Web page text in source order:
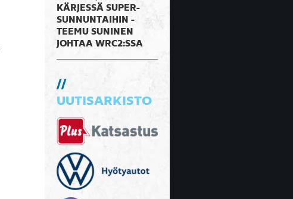
KÄRJESSÄ SUPER-
SUNNUNTAIHIN -
TEEMU SUNINEN
JOHTAA WRC2:SSA
UUTISARKISTO